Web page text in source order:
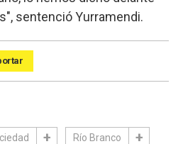
sentenció Yurramendi.
Río Branco